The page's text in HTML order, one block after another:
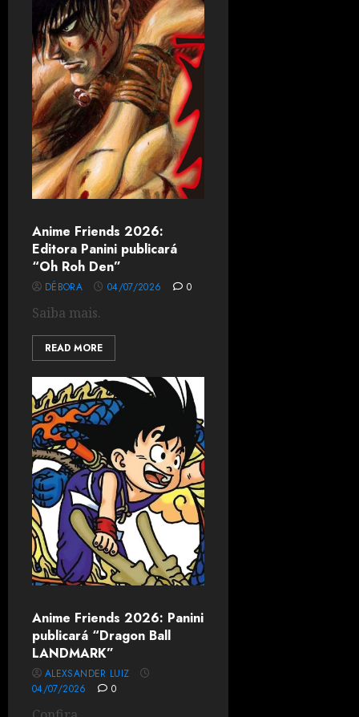
Anime Friends 2026:
Editora Panini publicará
“Oh Roh Den”
DÉBORA 04/07/2026 0
Saiba mais.
READ MORE
Anime Friends 2026: Panini
publicará “Dragon Ball
LANDMARK”
ALEXSANDER LUIZ
04/07/2026
0